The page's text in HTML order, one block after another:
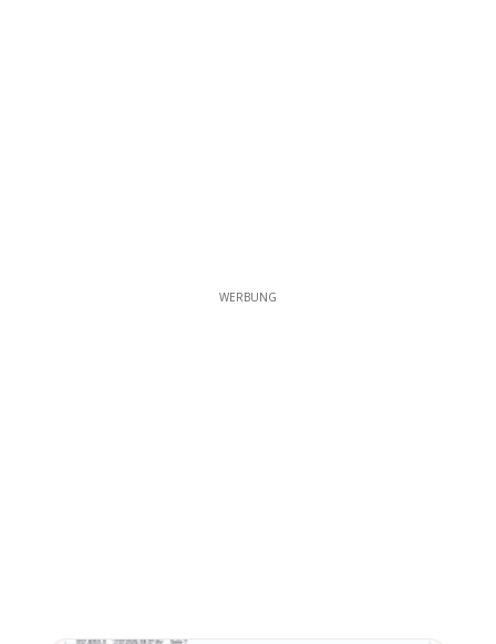
WERBUNG